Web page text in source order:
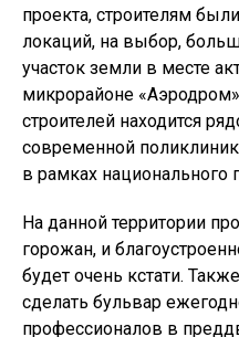
проекта, строителям
локаций, на выбор,
участок земли в месте
микрорайоне
строителей находится
современной
в рамках национального
На данной территории
горожан, и
будет очень кстати.
сделать бульвар
профессионалов в